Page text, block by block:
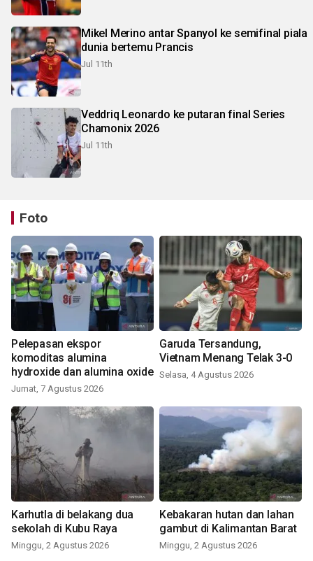
Mikel Merino antar Spanyol ke semifinal piala
dunia bertemu Prancis
Jul 11th
Veddriq Leonardo ke putaran final Series
Chamonix 2026
Jul 11th
Foto
Pelepasan ekspor
komoditas alumina
hydroxide dan alumina oxide
Jumat, 7 Agustus 2026
Garuda Tersandung,
Vietnam Menang Telak 3-0
Selasa, 4 Agustus 2026
Karhutla di belakang dua
sekolah di Kubu Raya
Minggu, 2 Agustus 2026
Kebakaran hutan dan lahan
gambut di Kalimantan Barat
Minggu, 2 Agustus 2026